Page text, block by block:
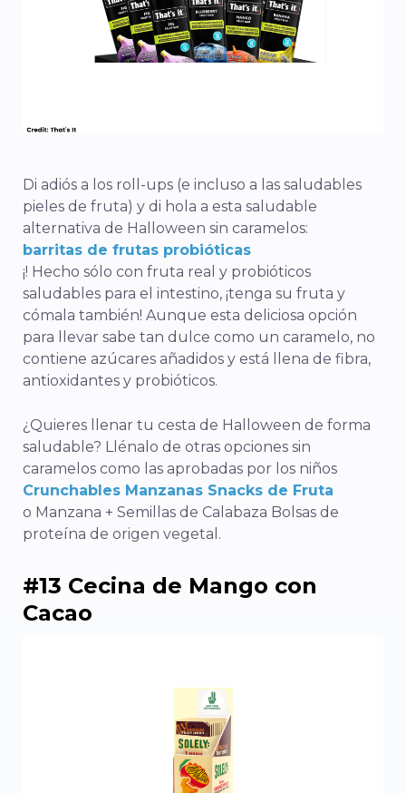
Di adiós a los roll-ups (e incluso a las saludables
pieles de fruta) y di hola a esta saludable
alternativa de Halloween sin caramelos:
barritas de frutas probióticas
¡! Hecho sólo con fruta real y probióticos
saludables para el intestino, ¡tenga su fruta y
cómala también! Aunque esta deliciosa opción
para llevar sabe tan dulce como un caramelo, no
contiene azúcares añadidos y está llena de fibra,
antioxidantes y probióticos.
¿Quieres llenar tu cesta de Halloween de forma
saludable? Llénalo de otras opciones sin
caramelos como las aprobadas por los niños
Crunchables Manzanas Snacks de Fruta
o Manzana + Semillas de Calabaza Bolsas de
proteína de origen vegetal.
#13 Cecina de Mango con
Cacao